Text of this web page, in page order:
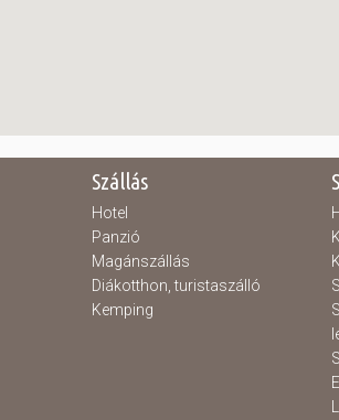
Szállás
Hotel
Panzió
Magánszállás
Diákotthon, turistaszálló
Kemping